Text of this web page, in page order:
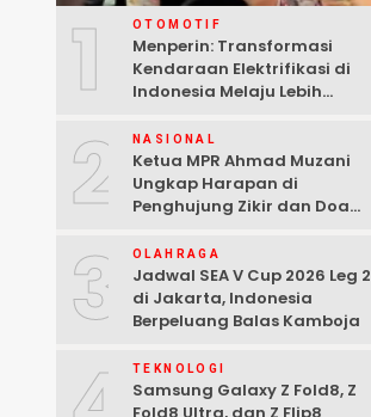
1 OTOMOTIF
Menperin: Transformasi
Kendaraan Elektrifikasi di
Indonesia Melaju Lebih
2 NASIONAL
Ketua MPR Ahmad Muzani
Ungkap Harapan di
Penghujung Zikir dan Doa
3 OLAHRAGA
Jadwal SEA V Cup 2026 Leg 2
di Jakarta, Indonesia
Berpeluang Balas Kamboja
TEKNOLOGI
Samsung Galaxy Z Fold8, Z